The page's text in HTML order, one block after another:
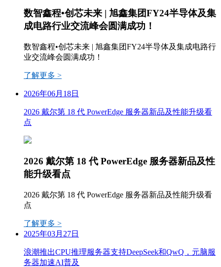
数智鑫程•创芯未来 | 旭鑫集团FY24半导体及集
成电路行业交流峰会圆满成功！
数智鑫程•创芯未来 | 旭鑫集团FY24半导体及集成电路行
业交流峰会圆满成功！
了解更多 >
2026年06月18日
2026 戴尔第 18 代 PowerEdge 服务器新品及性能升级看
点
2026 戴尔第 18 代 PowerEdge 服务器新品及性
能升级看点
2026 戴尔第 18 代 PowerEdge 服务器新品及性能升级看
点
了解更多 >
2025年03月27日
浪潮推出CPU推理服务器支持DeepSeek和QwQ，元脑服
务器加速AI普及